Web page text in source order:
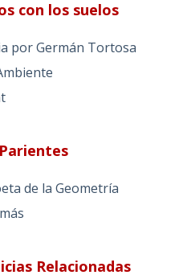
con los suelos
por Germán Tortosa
de la Geometría
Relacionadas